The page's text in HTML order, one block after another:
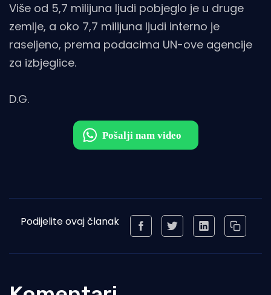
Više od 5,7 milijuna ljudi pobjeglo je u druge
zemlje, a oko 7,7 milijuna ljudi interno je
raseljeno, prema podacima UN-ove agencije
za izbjeglice.
D.G.
Podijelite ovaj članak